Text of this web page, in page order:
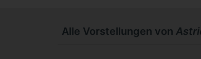
Alle Vorstellungen von